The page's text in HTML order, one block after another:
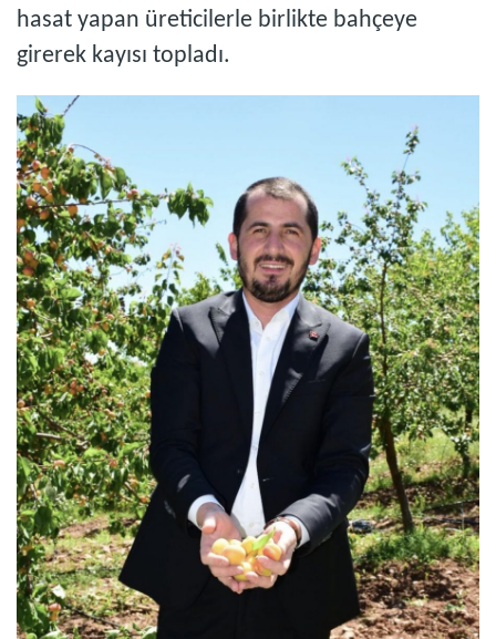
hasat yapan üreticilerle birlikte bahçeye
girerek kayısı topladı.